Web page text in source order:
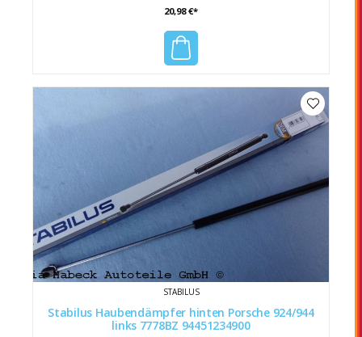
20,98 €*
STABILUS
Stabilus Haubendämpfer hinten Porsche 924/944
links 7778BZ 94451234900